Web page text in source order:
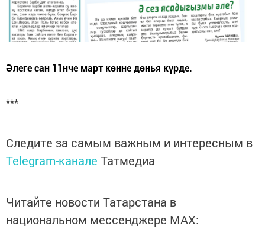
Әлеге сан 11нче март көнне дөнья күрде.
***
Следите за самым важным и интересным в
Telegram-канале Татмедиа
Читайте новости Татарстана в
национальном мессенджере MАХ: